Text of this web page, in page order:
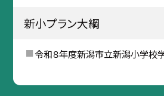
新小プラン大綱
令和８年度新潟市立新潟小学校